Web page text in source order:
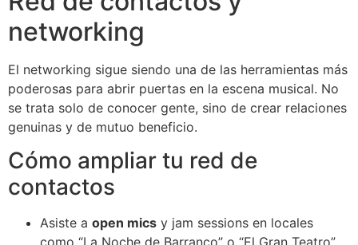
networking
El networking sigue siendo una de las herramientas más
poderosas para abrir puertas en la escena musical. No
se trata solo de conocer gente, sino de crear relaciones
genuinas y de mutuo beneficio.
Cómo ampliar tu red de
contactos
Asiste a open mics y jam sessions en locales
como “La Noche de Barranco” o “El Gran Teatro”.